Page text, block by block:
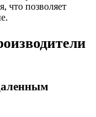
что позволяет